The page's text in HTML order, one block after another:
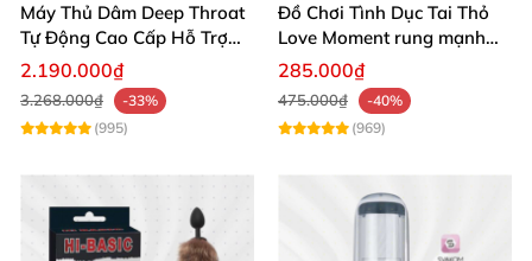
Máy Thủ Dâm Deep Throat
Tự Động Cao Cấp Hỗ Trợ
Gắn Tường
2.190.000₫
3.268.000₫
-33%
(995)
Đồ Chơi Tình Dục Tai Thỏ
Love Moment rung mạnh
mẽ êm ái
285.000₫
475.000₫
-40%
(969)